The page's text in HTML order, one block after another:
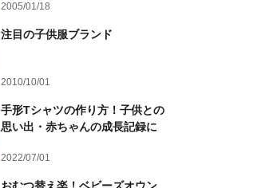
2005/01/18
注目の子供服ブランド
2010/10/01
手形Tシャツの作り方！子供との
思い出・赤ちゃんの成長記録に
2022/07/01